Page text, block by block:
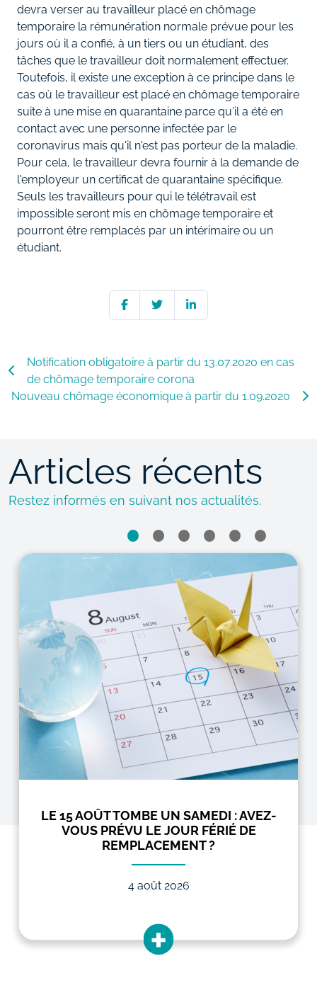
devra verser au travailleur placé en chômage
temporaire la rémunération normale prévue pour les
jours où il a confié, à un tiers ou un étudiant, des
tâches que le travailleur doit normalement effectuer.
Toutefois, il existe une exception à ce principe dans le
cas où le travailleur est placé en chômage temporaire
suite à une mise en quarantaine parce qu'il a été en
contact avec une personne infectée par le
coronavirus mais qu'il n'est pas porteur de la maladie.
Pour cela, le travailleur devra fournir à la demande de
l'employeur un certificat de quarantaine spécifique.
Seuls les travailleurs pour qui le télétravail est
impossible seront mis en chômage temporaire et
pourront être remplacés par un intérimaire ou un
étudiant.
Notification obligatoire à partir du 13.07.2020 en cas
de chômage temporaire corona
Nouveau chômage économique à partir du 1.09.2020
Articles récents
Restez informés en suivant nos actualités.
LE 15 AOÛT TOMBE UN SAMEDI : AVEZ-
VOUS PRÉVU LE JOUR FÉRIÉ DE
REMPLACEMENT ?
4 août 2026